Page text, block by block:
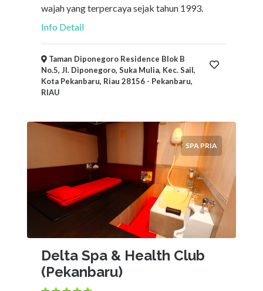
wajah yang terpercaya sejak tahun 1993.
Info Detail
Taman Diponegoro Residence Blok B
No.5, Jl. Diponegoro, Suka Mulia, Kec. Sail,
Kota Pekanbaru, Riau 28156 - Pekanbaru,
RIAU
SPA PRIA
Delta Spa & Health Club
(Pekanbaru)